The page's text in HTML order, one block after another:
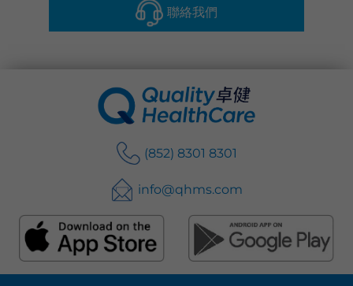
聯絡我們
(852) 8301 8301
info@qhms.com